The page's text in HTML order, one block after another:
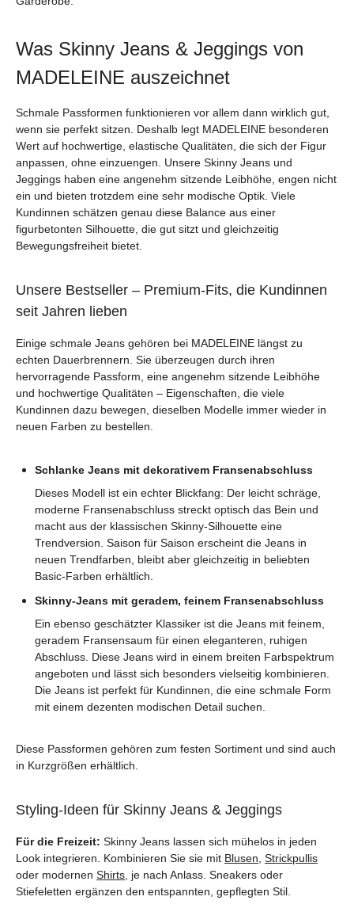
Was Skinny Jeans & Jeggings von
MADELEINE auszeichnet
Schmale Passformen funktionieren vor allem dann wirklich gut,
wenn sie perfekt sitzen. Deshalb legt MADELEINE besonderen
Wert auf hochwertige, elastische Qualitäten, die sich der Figur
anpassen, ohne einzuengen. Unsere Skinny Jeans und
Jeggings haben eine angenehm sitzende Leibhöhe, engen nicht
ein und bieten trotzdem eine sehr modische Optik. Viele
Kundinnen schätzen genau diese Balance aus einer
figurbetonten Silhouette, die gut sitzt und gleichzeitig
Bewegungsfreiheit bietet.
Unsere Bestseller – Premium-Fits, die Kundinnen
seit Jahren lieben
Einige schmale Jeans gehören bei MADELEINE längst zu
echten Dauerbrennern. Sie überzeugen durch ihren
hervorragende Passform, eine angenehm sitzende Leibhöhe
und hochwertige Qualitäten – Eigenschaften, die viele
Kundinnen dazu bewegen, dieselben Modelle immer wieder in
neuen Farben zu bestellen.
Schlanke Jeans mit dekorativem Fransenabschluss
Dieses Modell ist ein echter Blickfang: Der leicht schräge,
moderne Fransenabschluss streckt optisch das Bein und
macht aus der klassischen Skinny-Silhouette eine
Trendversion. Saison für Saison erscheint die Jeans in
neuen Trendfarben, bleibt aber gleichzeitig in beliebten
Basic-Farben erhältlich.
Skinny-Jeans mit geradem, feinem Fransenabschluss
Ein ebenso geschätzter Klassiker ist die Jeans mit feinem,
geradem Fransensaum für einen eleganteren, ruhigen
Abschluss. Diese Jeans wird in einem breiten Farbspektrum
angeboten und lässt sich besonders vielseitig kombinieren.
Die Jeans ist perfekt für Kundinnen, die eine schmale Form
mit einem dezenten modischen Detail suchen.
Diese Passformen gehören zum festen Sortiment und sind auch
in Kurzgrößen erhältlich.
Styling-Ideen für Skinny Jeans & Jeggings
Für die Freizeit: Skinny Jeans lassen sich mühelos in jeden
Look integrieren. Kombinieren Sie sie mit Blusen Strickpullis
oder modernen Shirts , je nach Anlass. Sneakers oder
Stiefeletten ergänzen den entspannten, gepflegten Stil.